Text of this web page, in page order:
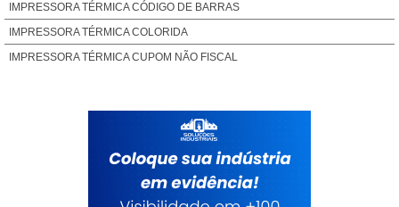
IMPRESSORA TÉRMICA CÓDIGO DE BARRAS
IMPRESSORA TÉRMICA COLORIDA
IMPRESSORA TÉRMICA CUPOM NÃO FISCAL
IMPRESSORA TÉRMICA FISCAL E NAO FISCAL
IMPRESSORA TÉRMICA FOTOGRÁFICA
IMPRESSORA TÉRMICA HP